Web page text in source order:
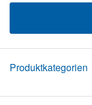
Produktkategorien